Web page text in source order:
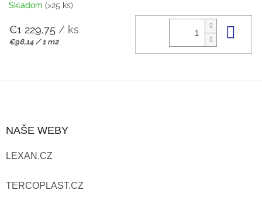
Skladom (>25 ks)
€1 229,75 / ks
Jednotková
€98,14 / 1 m2
Ä
T
NAŠE WEBY
LEXAN.CZ
TERCOPLAST.CZ